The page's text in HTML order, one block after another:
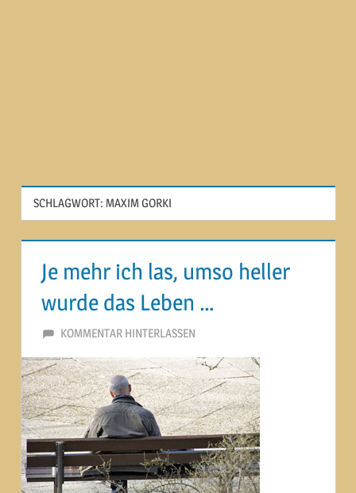
SCHLAGWORT: MAXIM GORKI
Je mehr ich las, umso heller
wurde das Leben …
8. FEBRUAR 2015
MARTINA BERG
KOMMENTAR HINTERLASSEN